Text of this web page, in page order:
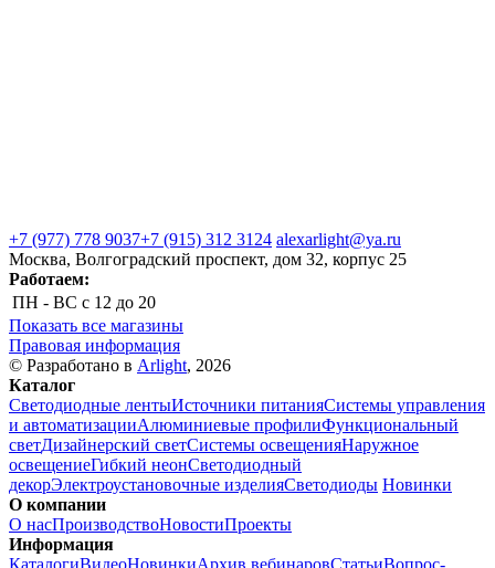
+7 (977) 778 9037+7 (915) 312 3124 alexarlight@ya.ru
Москва, Волгоградский проспект, дом 32, корпус 25
Работаем:
ПН - ВС с 12 до 20
Показать все магазины
Правовая информация
© Разработано в Arlight, 2026
Каталог
Светодиодные лентыИсточники питанияСистемы управления
и автоматизацииАлюминиевые профилиФункциональный
светДизайнерский светСистемы освещенияНаружное
освещениеГибкий неонСветодиодный
декорЭлектроустановочные изделияСветодиоды Новинки
О компании
О насПроизводствоНовостиПроекты
Информация
КаталогиВидеоНовинкиАрхив вебинаровСтатьиВопрос-